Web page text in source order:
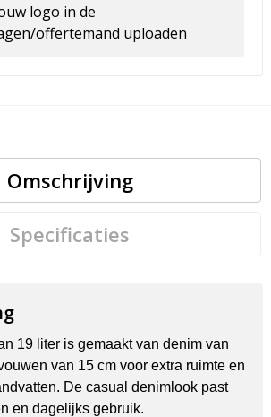
logo in de
offertemand uploaden
Omschrijving
Specificaties
19 liter is gemaakt van denim van
van 15 cm voor extra ruimte en
De casual denimlook past
en dagelijks gebruik.